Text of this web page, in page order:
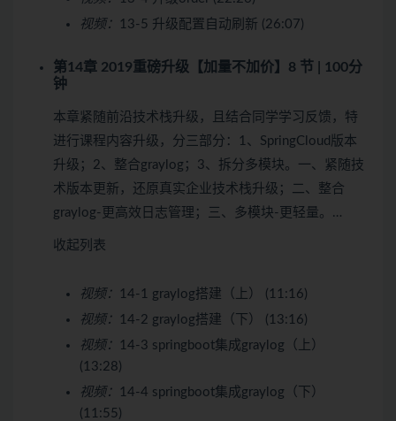
视频：
13-5 升级配置自动刷新 (26:07)
第14章 2019重磅升级【加量不加价】 8 节 | 100分
钟
本章紧随前沿技术栈升级，且结合同学学习反馈，特
进行课程内容升级，分三部分：1、SpringCloud版本
升级；2、整合graylog；3、拆分多模块。一、紧随技
术版本更新，还原真实企业技术栈升级；二、整合
graylog-更高效日志管理；三、多模块-更轻量。…
收起列表
视频：
14-1 graylog搭建（上） (11:16)
视频：
14-2 graylog搭建（下） (13:16)
视频：
14-3 springboot集成graylog（上）
(13:28)
视频：
14-4 springboot集成graylog（下）
(11:55)